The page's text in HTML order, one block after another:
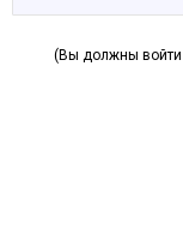
(Вы должны войти